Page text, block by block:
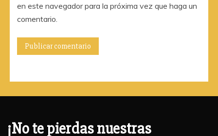
en este navegador para la próxima vez que haga un
comentario.
¡No te pierdas nuestras